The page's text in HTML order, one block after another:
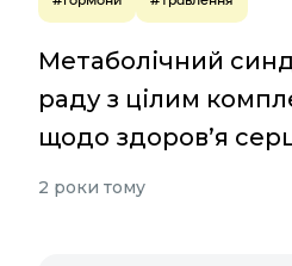
Метаболічний
раду з цілим
щодо здоров’я
2 роки тому